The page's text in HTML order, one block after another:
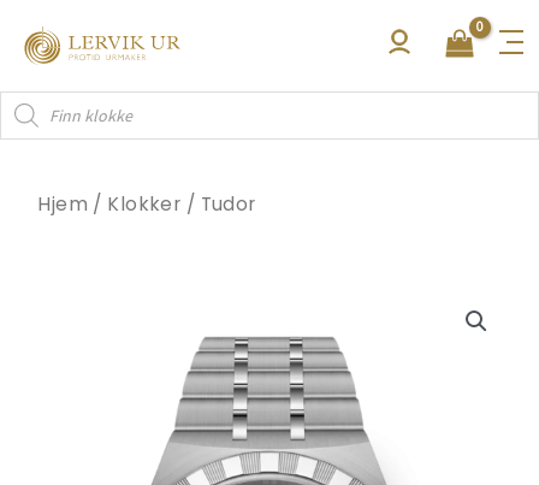
rett
innholdet
Products
search
Hjem / Klokker / Tudor